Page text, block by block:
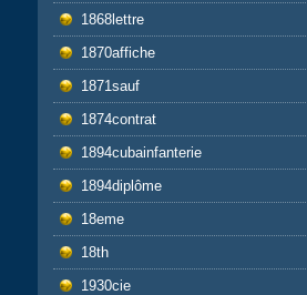
1868lettre
1870affiche
1871sauf
1874contrat
1894cubainfanterie
1894diplôme
18eme
18th
1930cie